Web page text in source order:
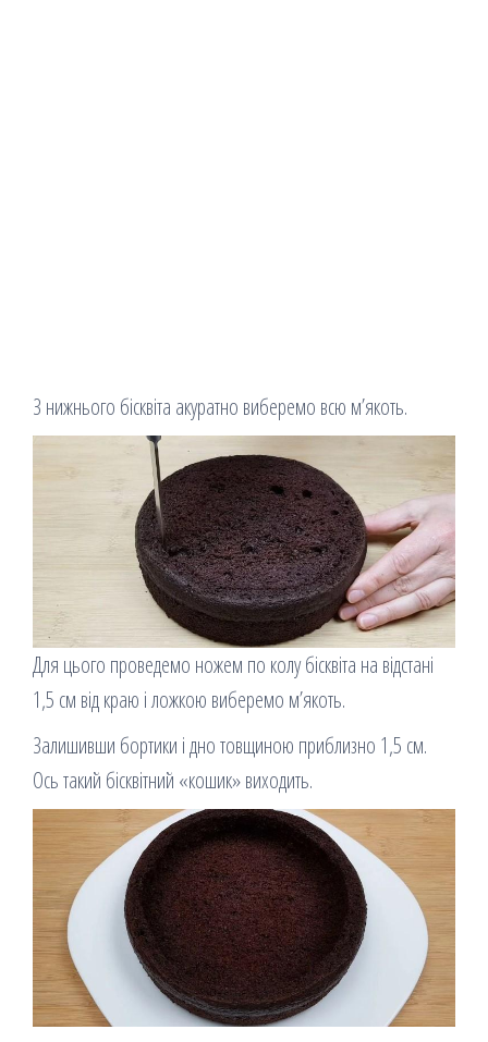
З нижнього бісквіта акуратно виберемо всю м’якоть.
Для цього проведемо ножем по колу бісквіта на відстані
1,5 см від краю і ложкою виберемо м’якоть.
Залишивши бортики і дно товщиною приблизно 1,5 см.
Ось такий бісквітний «кошик» виходить.